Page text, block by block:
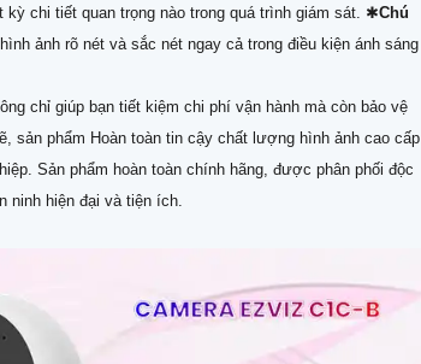
kỳ chi tiết quan trọng nào trong quá trình giám sát. ✱Chú
ảnh rõ nét và sắc nét ngay cả trong điều kiện ánh sáng
chỉ giúp bạn tiết kiệm chi phí vận hành mà còn bảo vệ
phẩm Hoàn toàn tin cậy chất lượng hình ảnh cao cấp
Sản phẩm hoàn toàn chính hãng, được phân phối độc
ninh hiện đại và tiện ích.